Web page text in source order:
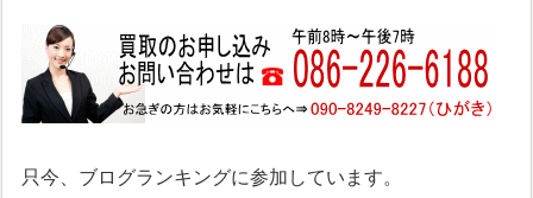
只今、ブログランキングに参加しています。